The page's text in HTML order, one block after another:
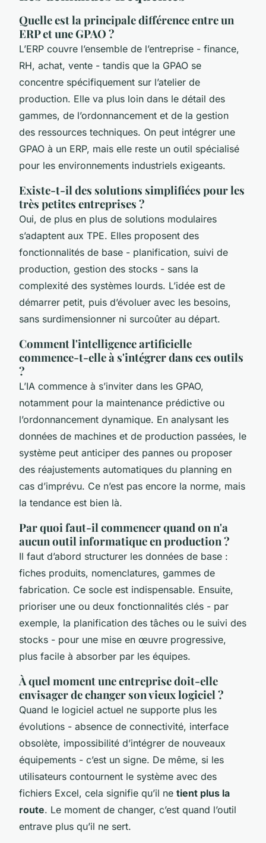
Quelle est la principale différence entre un
ERP et une GPAO ?
L’ERP couvre l’ensemble de l’entreprise - finance,
RH, achat, vente - tandis que la GPAO se
concentre spécifiquement sur l’atelier de
production. Elle va plus loin dans le détail des
gammes, de l’ordonnancement et de la gestion
des ressources techniques. On peut intégrer une
GPAO à un ERP, mais elle reste un outil spécialisé
pour les environnements industriels exigeants.
Existe-t-il des solutions simplifiées pour les
très petites entreprises ?
Oui, de plus en plus de solutions modulaires
s’adaptent aux TPE. Elles proposent des
fonctionnalités de base - planification, suivi de
production, gestion des stocks - sans la
complexité des systèmes lourds. L’idée est de
démarrer petit, puis d’évoluer avec les besoins,
sans surdimensionner ni surcoûter au départ.
Comment l'intelligence artificielle
commence-t-elle à s'intégrer dans ces outils
?
L’IA commence à s’inviter dans les GPAO,
notamment pour la maintenance prédictive ou
l’ordonnancement dynamique. En analysant les
données de machines et de production passées, le
système peut anticiper des pannes ou proposer
des réajustements automatiques du planning en
cas d’imprévu. Ce n’est pas encore la norme, mais
la tendance est bien là.
Par quoi faut-il commencer quand on n'a
aucun outil informatique en production ?
Il faut d’abord structurer les données de base :
fiches produits, nomenclatures, gammes de
fabrication. Ce socle est indispensable. Ensuite,
prioriser une ou deux fonctionnalités clés - par
exemple, la planification des tâches ou le suivi des
stocks - pour une mise en œuvre progressive,
plus facile à absorber par les équipes.
À quel moment une entreprise doit-elle
envisager de changer son vieux logiciel ?
Quand le logiciel actuel ne supporte plus les
évolutions - absence de connectivité, interface
obsolète, impossibilité d’intégrer de nouveaux
équipements - c’est un signe. De même, si les
utilisateurs contournent le système avec des
fichiers Excel, cela signifie qu’il ne tient plus la
route. Le moment de changer, c’est quand l’outil
entrave plus qu’il ne sert.